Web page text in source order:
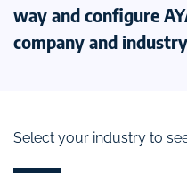
way and configure
company and
Select your industry to